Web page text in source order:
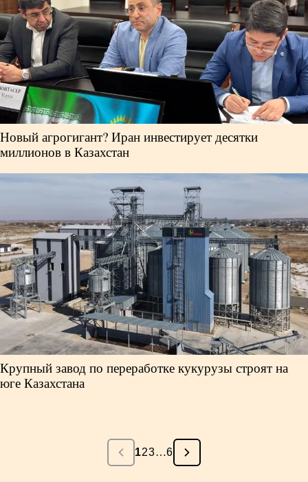
Новый агрогигант? Иран инвестирует десятки
миллионов в Казахстан
Крупный завод по переработке кукурузы строят на
юге Казахстана
123…6